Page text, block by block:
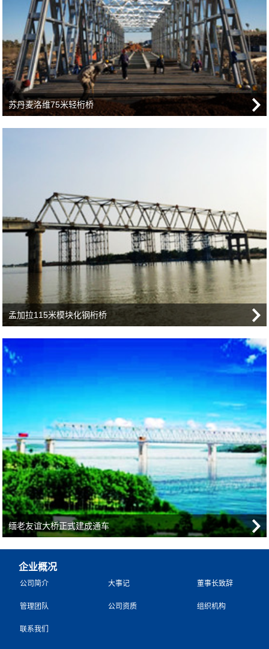
苏丹麦洛维75米轻桁桥
孟加拉115米模块化钢桁桥
缅老友谊大桥正式建成通车
企业概况
公司简介 大事记 董事长致辞
管理团队 公司资质 组织机构
联系我们